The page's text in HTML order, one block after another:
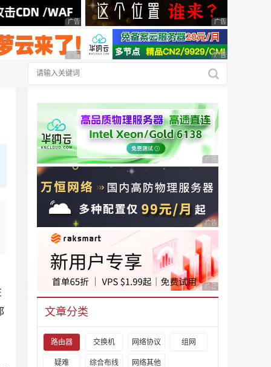
广告 商业广告，理性选择 广告 商业广告，理
广告 商业广告，理性选择 广告 商业广告，理
广告 商业广告，理性
广告 商业广告，理性
广告 商业广告，理性
文章分类
路由器 交换机 网络协议 组网
疑难 综合布线 网络其他